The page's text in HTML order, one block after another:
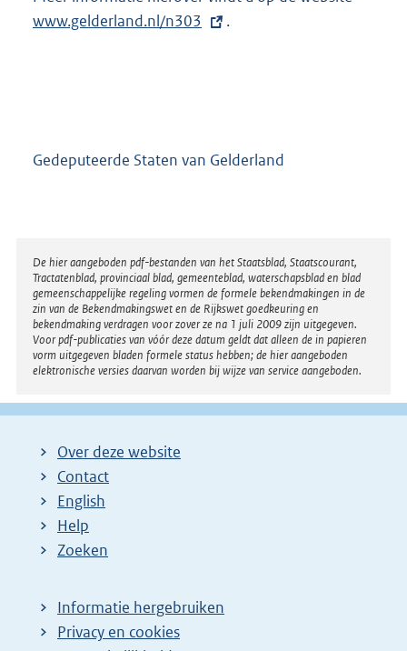
i
:
www.gelderland.nl/n303 .
Gedeputeerde Staten van Gelderland
Disclaimer
De hier aangeboden pdf-bestanden van het Staatsblad, Staatscourant,
Tractatenblad, provinciaal blad, gemeenteblad, waterschapsblad en blad
gemeenschappelijke regeling vormen de formele bekendmakingen in de
zin van de Bekendmakingswet en de Rijkswet goedkeuring en
bekendmaking verdragen voor zover ze na 1 juli 2009 zijn uitgegeven.
Voor pdf-publicaties van vóór deze datum geldt dat alleen de in papieren
vorm uitgegeven bladen formele status hebben; de hier aangeboden
elektronische versies daarvan worden bij wijze van service aangeboden.
Over deze website
Contact
English
Help
Zoeken
Informatie hergebruiken
Privacy en cookies